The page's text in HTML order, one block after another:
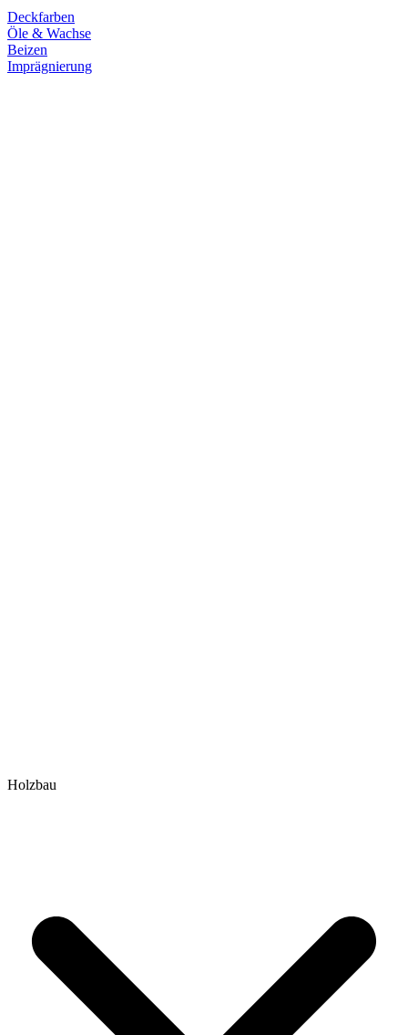
Deckfarben
Öle & Wachse
Beizen
Imprägnierung
Holzbau